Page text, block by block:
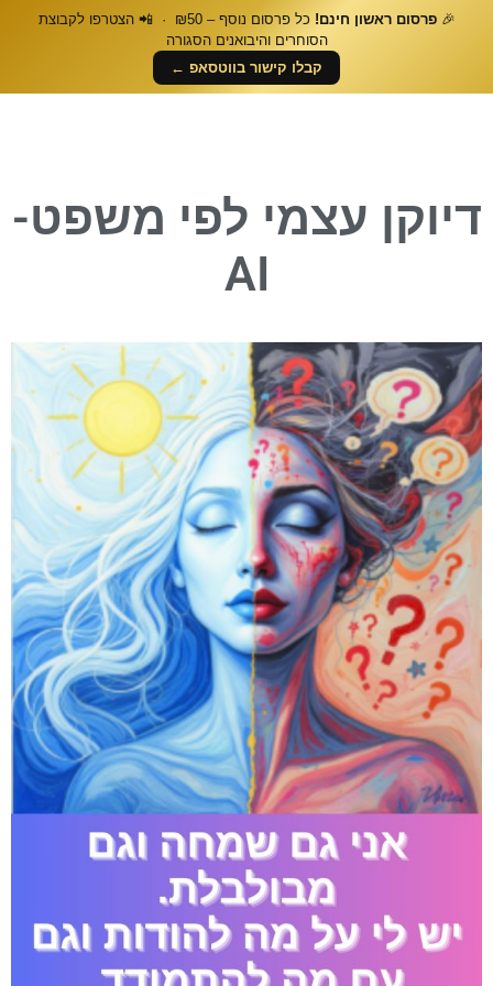
🎉פרסום ראשון חינם!
כל פרסום נוסף – ₪50 · 📲 הצטרפו לקבוצת
הסוחרים והיבואנים הסגורה
קבלו קישור בווטסאפ ←
דיוקן עצמי לפי משפט-
AI